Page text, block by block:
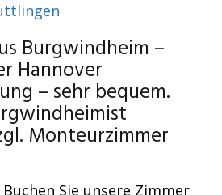
Burgwindheim –
Hannover
– sehr bequem.
Monteurzimmer
Sie unsere Zimmer